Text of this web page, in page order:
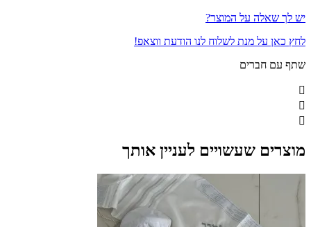
יש לך שאלה על המוצר?
לחץ כאן על מנת לשלוח לנו הודעת ווצאפ!
שתף עם חברים
מוצרים שעשויים לעניין אותך